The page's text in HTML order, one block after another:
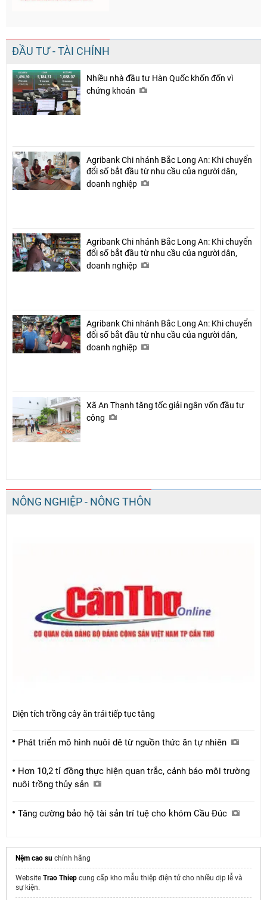
ĐẦU TƯ - TÀI CHÍNH
Nhiều nhà đầu tư Hàn Quốc khốn đốn vì
chứng khoán
Agribank Chi nhánh Bắc Long An: Khi chuyển
đổi số bắt đầu từ nhu cầu của người dân,
doanh nghiệp
Agribank Chi nhánh Bắc Long An: Khi chuyển
đổi số bắt đầu từ nhu cầu của người dân,
doanh nghiệp
Agribank Chi nhánh Bắc Long An: Khi chuyển
đổi số bắt đầu từ nhu cầu của người dân,
doanh nghiệp
Xã An Thạnh tăng tốc giải ngân vốn đầu tư
công
NÔNG NGHIỆP - NÔNG THÔN
Diện tích trồng cây ăn trái tiếp tục tăng
Phát triển mô hình nuôi dê từ nguồn thức ăn tự nhiên
Hơn 10,2 tỉ đồng thực hiện quan trắc, cảnh báo môi trường
nuôi trồng thủy sản
Tăng cường bảo hộ tài sản trí tuệ cho khóm Cầu Đúc
Nệm cao su chính hãng
Website Trao Thiep cung cấp kho mẫu thiệp điện tử cho nhiều dịp lễ và
sự kiện.